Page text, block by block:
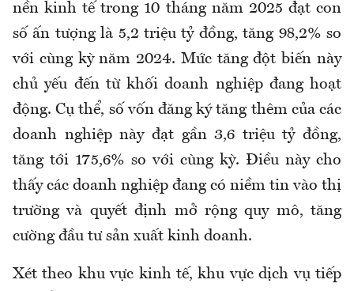
nền kinh tế trong 10 tháng năm 2025 đạt con
số ấn tượng là 5,2 triệu tỷ đồng, tăng 98,2% so
với cùng kỳ năm 2024. Mức tăng đột biến này
chủ yếu đến từ khối doanh nghiệp đang hoạt
động. Cụ thể, số vốn đăng ký tăng thêm của các
doanh nghiệp này đạt gần 3,6 triệu tỷ đồng,
tăng tới 175,6% so với cùng kỳ. Điều này cho
thấy các doanh nghiệp đang có niềm tin vào thị
trường và quyết định mở rộng quy mô, tăng
cường đầu tư sản xuất kinh doanh.
Xét theo khu vực kinh tế, khu vực dịch vụ tiếp